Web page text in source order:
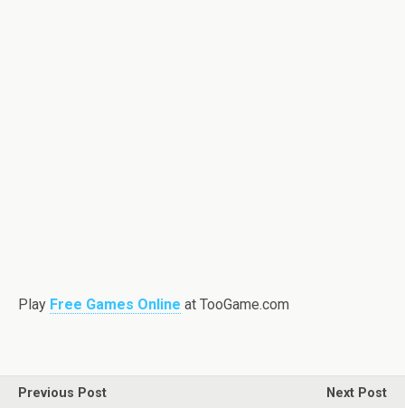
Play Free Games Online at TooGame.com
Previous Post
Next Post